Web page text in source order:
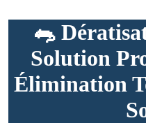
🐀
Solution
Élimination